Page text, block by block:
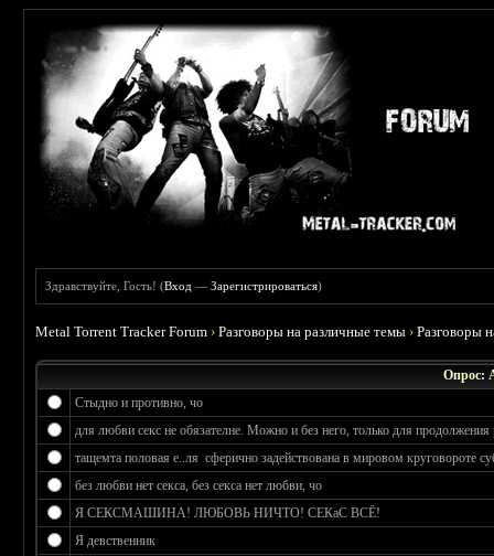
Здравствуйте, Гость! (Вход —Зарегистрироваться)
Metal Torrent Tracker Forum ›Разговоры на различные темы ›Разговоры
Опрос:
Стыдно и противно, чо
для любви секс не обязателне. Можно и без него, только для продолжения
тащемта половая е..ля сферично задействована в мировом круговороте
без любви нет секса, без секса нет любви, чо
Я СЕКСМАШИНА! ЛЮБОВЬ НИЧТО! СЕКаС ВСЁ!
Я девственник